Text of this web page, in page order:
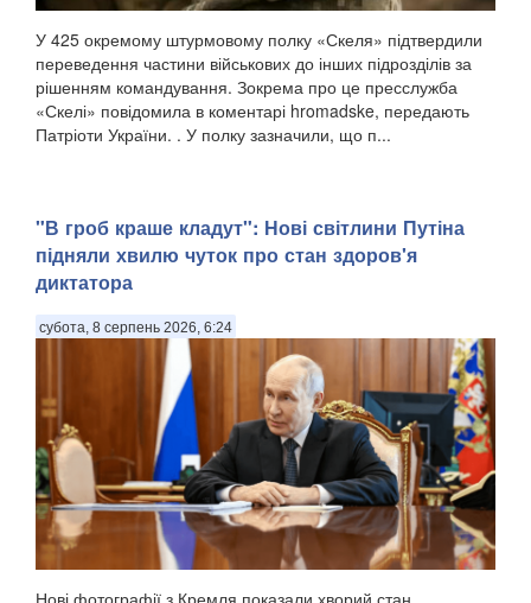
У 425 окремому штурмовому полку «Скеля» підтвердили
переведення частини військових до інших підрозділів за
рішенням командування. Зокрема про це пресслужба
«Скелі» повідомила в коментарі hromadske, передають
Патріоти України. . У полку зазначили, що п...
"В гроб краше кладут": Нові світлини Путіна
підняли хвилю чуток про стан здоров'я
диктатора
субота, 8 серпень 2026, 6:24
Нові фотографії з Кремля показали хворий стан